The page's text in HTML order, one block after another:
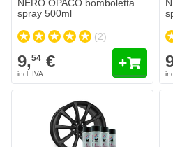
NERO OPACO bomboletta
spray 500ml
(2)
9,54 €